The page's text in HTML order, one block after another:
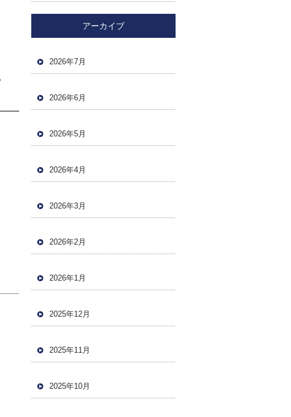
アーカイブ
2026年7月
2026年6月
2026年5月
2026年4月
2026年3月
2026年2月
2026年1月
2025年12月
2025年11月
2025年10月